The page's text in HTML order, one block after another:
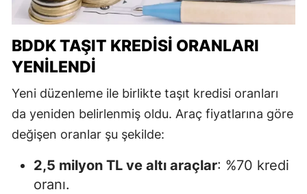
BDDK TAŞIT KREDISI ORANLARI
YENILENDI
Yeni düzenleme ile birlikte taşıt kredisi oranları
da yeniden belirlenmiş oldu. Araç fiyatlarına göre
değişen oranlar şu şekilde:
2,5 milyon TL ve altı araçlar: %70 kredi
oranı.